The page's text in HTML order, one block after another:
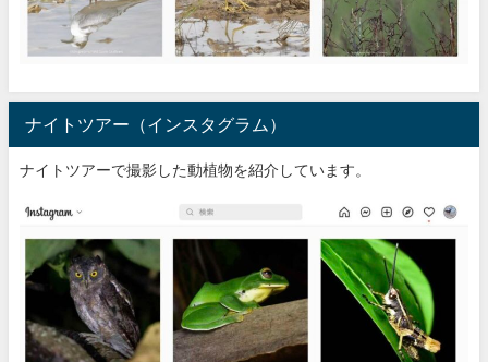
ナイトツアー（インスタグラム）
ナイトツアーで撮影した動植物を紹介しています。